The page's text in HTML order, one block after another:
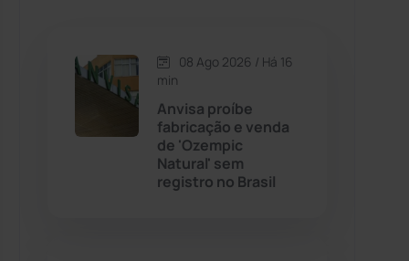
Caetité (1504)
Candiba
Cândido Sales
08 Ago 2026 / Há 16
min
Anvisa proíbe
fabricação e venda
de 'Ozempic
Natural' sem
registro no Brasil